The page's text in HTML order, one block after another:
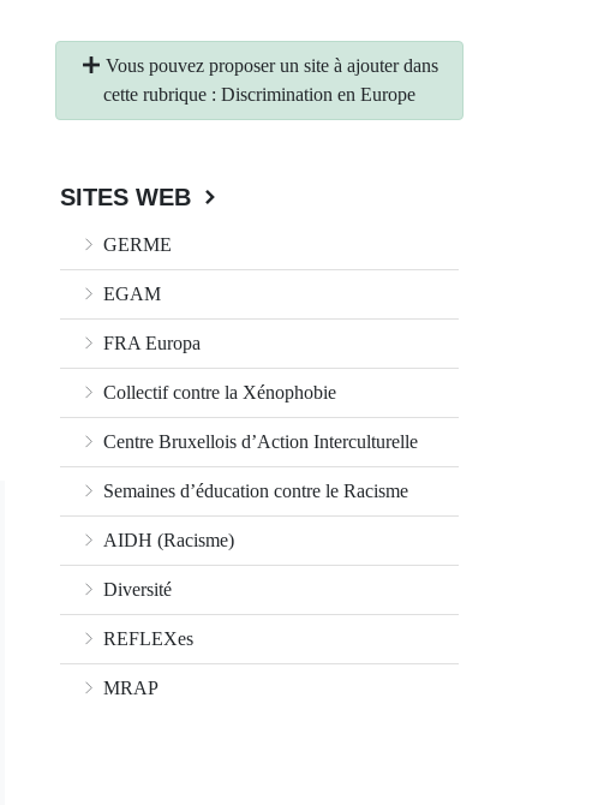
Vous pouvez proposer un site à ajouter dans
cette rubrique : Discrimination en Europe
SITES WEB
GERME
EGAM
FRA Europa
Collectif contre la Xénophobie
Centre Bruxellois d’Action Interculturelle
Semaines d’éducation contre le Racisme
AIDH (Racisme)
Diversité
REFLEXes
MRAP